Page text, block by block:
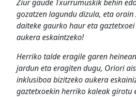
Ziur gaude Txurrumuskik behin
gozatzen lagundu dizula, eta
daiteke gaurko haur eta
aukera eskaintzeko!
Herriko talde eragile garen
jardun eta eragiten dugu, Oriori
inklusiboa bizitzeko aukera
gaztetxoekin herriko kaleak girotu